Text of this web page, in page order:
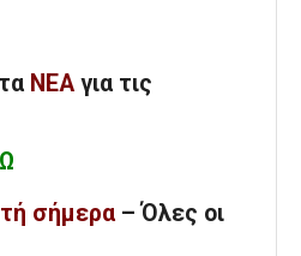
τα ΝΕΑ για τις
σήμερα – Όλες οι